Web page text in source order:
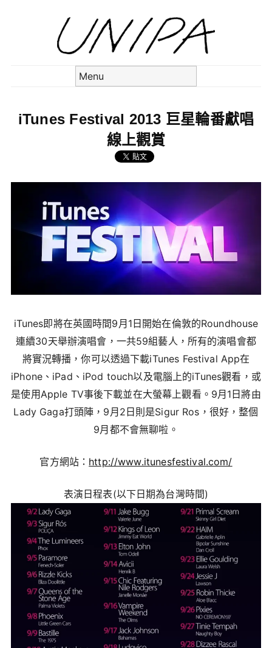
iTunes Festival 2013 巨星輪番獻唱
線上觀賞
iTunes即將在英國時間9月1日開始在倫敦的Roundhouse
連續30天舉辦演唱會，一共59組藝人，所有的演唱會都
將實況轉播，你可以透過下載iTunes Festival App在
iPhone、iPad、iPod touch以及電腦上的iTunes觀看，或
是使用Apple TV事後下載並在大螢幕上觀看。9月1日將由
Lady Gaga打頭陣，9月2日則是Sigur Ros，很好，整個
9月都不會無聊啦。
官方網站： http://www.itunesfestival.com/
表演日程表(以下日期為台灣時間)